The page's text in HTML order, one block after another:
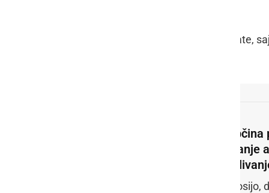
Prosijo, da ukrep dosledno upoštevate,
pranje